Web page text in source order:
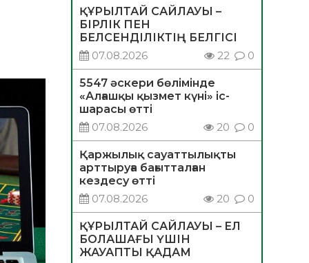
ҚҰРЫЛТАЙ САЙЛАУЫ –
БІРЛІК ПЕН
БЕЛСЕНДІЛІКТІҢ БЕЛГІСІ
07.08.2026
22 0
5547 әскери бөлімінде
«Алғашқы қызмет күні» іс-
шарасы өтті
07.08.2026
20 0
Қаржылық сауаттылықты
арттыруға бағытталған
кездесу өтті
07.08.2026
20 0
ҚҰРЫЛТАЙ САЙЛАУЫ – ЕЛ
БОЛАШАҒЫ ҮШІН
ЖАУАПТЫ ҚАДАМ